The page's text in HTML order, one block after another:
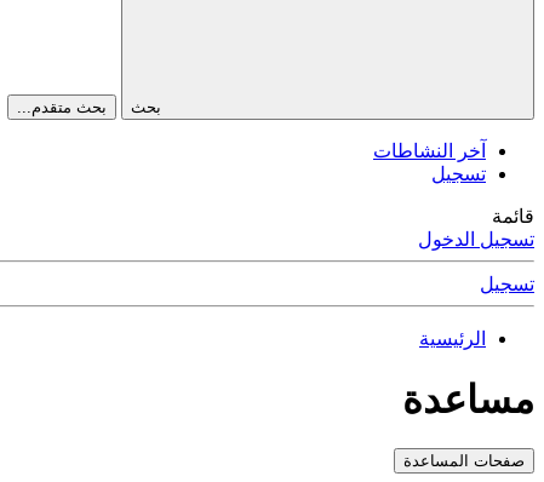
بحث بحث متقدم...
آخر النشاطات
تسجيل
قائمة
تسجيل الدخول
تسجيل
الرئيسية
مساعدة
صفحات المساعدة